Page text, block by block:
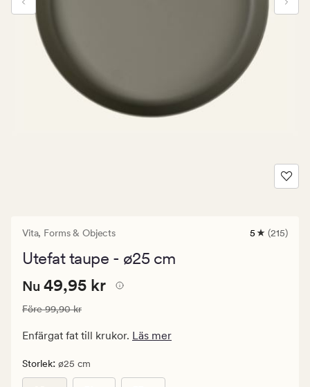
Vita, Forms & Objects
215
5 (215)
Utefat taupe - ø25 cm
Nuvarande
49,95
kr.
pris
59,94
Nuvarande pris
Nu 49,95 kr
Ordinarie pris
Före99,90 kr
Enfärgat fat till krukor. Läs mer
Storlek: ø25 cm